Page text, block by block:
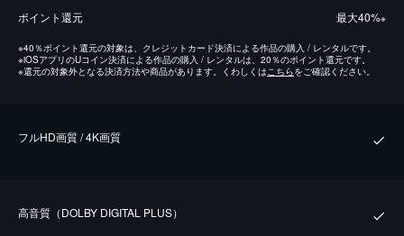
ポイント還元 最⼤40%※
※40％ポイント還元の対象は、クレジットカード決済による作品の購入 / レンタルです。
※iOSアプリのUコイン決済による作品の購入 / レンタルは、20％のポイント還元です。
※還元の対象外となる決済方法や商品があります。くわしくは こちらをご確認ください。
フルHD画質 / 4K画質
⾼⾳質（DOLBY DIGITAL PLUS）